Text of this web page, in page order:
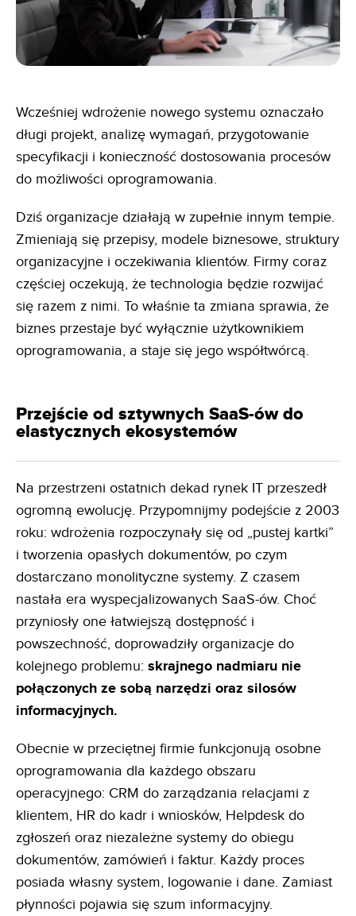
Wcześniej wdrożenie nowego systemu oznaczało
długi projekt, analizę wymagań, przygotowanie
specyfikacji i konieczność dostosowania procesów
do możliwości oprogramowania.
Dziś organizacje działają w zupełnie innym tempie.
Zmieniają się przepisy, modele biznesowe, struktury
organizacyjne i oczekiwania klientów. Firmy coraz
częściej oczekują, że technologia będzie rozwijać
się razem z nimi. To właśnie ta zmiana sprawia, że
biznes przestaje być wyłącznie użytkownikiem
oprogramowania, a staje się jego współtwórcą.
Przejście od sztywnych SaaS-ów do
elastycznych ekosystemów
Na przestrzeni ostatnich dekad rynek IT przeszedł
ogromną ewolucję. Przypomnijmy podejście z 2003
roku: wdrożenia rozpoczynały się od „pustej kartki”
i tworzenia opasłych dokumentów, po czym
dostarczano monolityczne systemy. Z czasem
nastała era wyspecjalizowanych SaaS-ów. Choć
przyniosły one łatwiejszą dostępność i
powszechność, doprowadziły organizacje do
kolejnego problemu: skrajnego nadmiaru nie
połączonych ze sobą narzędzi oraz silosów
informacyjnych.
Obecnie w przeciętnej firmie funkcjonują osobne
oprogramowania dla każdego obszaru
operacyjnego: CRM do zarządzania relacjami z
klientem, HR do kadr i wniosków, Helpdesk do
zgłoszeń oraz niezależne systemy do obiegu
dokumentów, zamówień i faktur. Każdy proces
posiada własny system, logowanie i dane. Zamiast
płynności pojawia się szum informacyjny.